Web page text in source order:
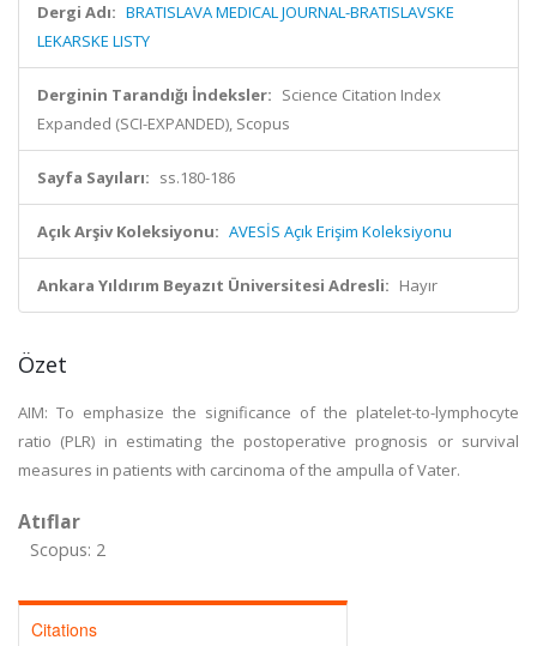
Dergi Adı: BRATISLAVA MEDICAL JOURNAL-BRATISLAVSKE
LEKARSKE LISTY
Derginin Tarandığı İndeksler: Science Citation Index
Expanded (SCI-EXPANDED), Scopus
Sayfa Sayıları: ss.180-186
Açık Arşiv Koleksiyonu: AVESİS Açık Erişim Koleksiyonu
Ankara Yıldırım Beyazıt Üniversitesi Adresli: Hayır
Özet
AIM: To emphasize the significance of the platelet-to-lymphocyte
ratio (PLR) in estimating the postoperative prognosis or survival
measures in patients with carcinoma of the ampulla of Vater.
Atıflar
Scopus: 2
Citations